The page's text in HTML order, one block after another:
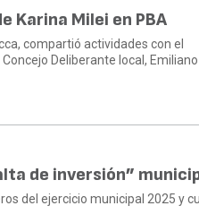
Karina Milei en PBA
compartió actividades con el
Deliberante local, Emiliano
de inversión”
del ejercicio municipal 2025 y